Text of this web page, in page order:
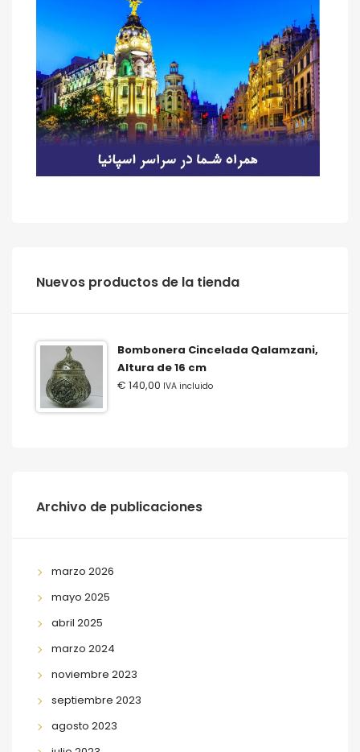
‫‪Nuevos‬‬ ‫‪productos‬‬ ‫‪de‬‬ ‫‪la‬‬ ‫‪tienda‬‬
Bombonera Cincelada Qalamzani,
Altura de 16 cm
€ 140,00 IVA incluido
Archivo de publicaciones
marzo 2026
mayo 2025
abril 2025
marzo 2024
noviembre 2023
septiembre 2023
agosto 2023